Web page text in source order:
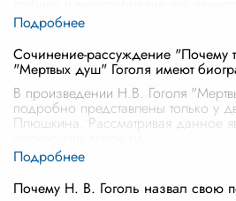
Сочинение-рассуждение "Почему
"Мертвых душ" Гоголя имеют
В произведении Н.В. Гоголя
подробно представлены только у
Плюшкина. Рассматривая данное
Почему Н. В. Гоголь назвал свою